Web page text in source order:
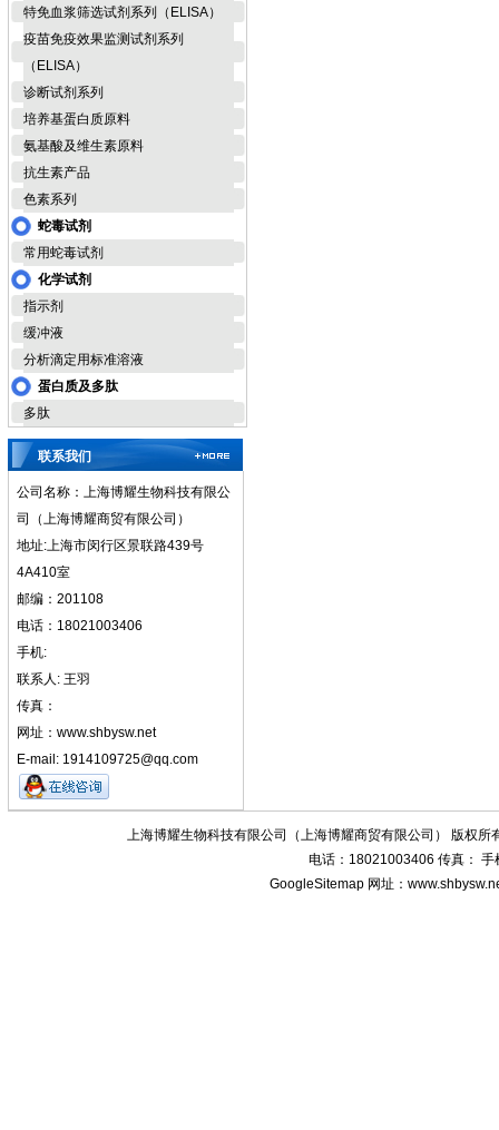
特免血浆筛选试剂系列（ELISA）
疫苗免疫效果监测试剂系列
（ELISA）
诊断试剂系列
培养基蛋白质原料
氨基酸及维生素原料
抗生素产品
色素系列
蛇毒试剂
常用蛇毒试剂
化学试剂
指示剂
缓冲液
分析滴定用标准溶液
蛋白质及多肽
多肽
联系我们
公司名称：上海博耀生物科技有限公
司（上海博耀商贸有限公司）
地址:上海市闵行区景联路439号
4A410室
邮编：201108
电话：18021003406
手机:
联系人: 王羽
传真：
网址：www.shbysw.net
E-mail: 1914109725@qq.com
上海博耀生物科技有限公司（上海博耀商贸有限公司） 版权所
电话：18021003406 传真： 手
GoogleSitemap 网址：